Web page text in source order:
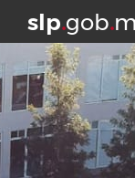
slp.gob.